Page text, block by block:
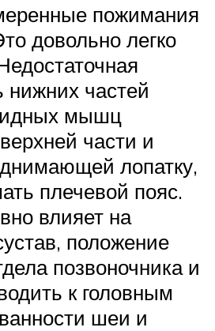
пожимания
довольно легко
нижних частей
мышц
части и
лопатку,
плечевой пояс.
влияет на
положение
позвоночника и
к головным
шеи и